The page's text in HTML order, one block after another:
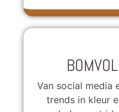
Van social media
trends in kleur